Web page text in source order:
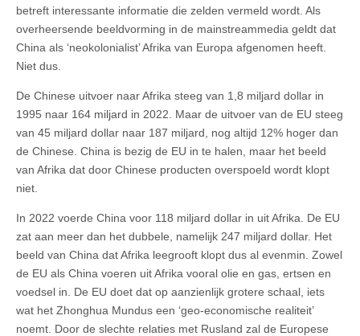
betreft interessante informatie die zelden vermeld wordt. Als
overheersende beeldvorming in de mainstreammedia geldt dat
China als ‘neokolonialist’ Afrika van Europa afgenomen heeft.
Niet dus.
De Chinese uitvoer naar Afrika steeg van 1,8 miljard dollar in
1995 naar 164 miljard in 2022. Maar de uitvoer van de EU steeg
van 45 miljard dollar naar 187 miljard, nog altijd 12% hoger dan
de Chinese. China is bezig de EU in te halen, maar het beeld
van Afrika dat door Chinese producten overspoeld wordt klopt
niet.
In 2022 voerde China voor 118 miljard dollar in uit Afrika. De EU
zat aan meer dan het dubbele, namelijk 247 miljard dollar. Het
beeld van China dat Afrika leegrooft klopt dus al evenmin. Zowel
de EU als China voeren uit Afrika vooral olie en gas, ertsen en
voedsel in. De EU doet dat op aanzienlijk grotere schaal, iets
wat het Zhonghua Mundus een ‘geo-economische realiteit’
noemt. Door de slechte relaties met Rusland zal de Europese